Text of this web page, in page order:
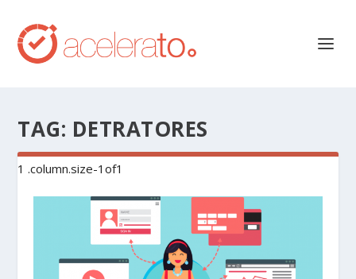
TAG: DETRATORES